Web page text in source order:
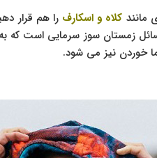
مانند کلاه و اسکارف را هم قرار
زمستان سوز سرمایی است
نیز می شود.